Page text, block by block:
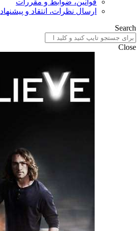
قوانین، ضوابط و مقررات
ارسال نظرات، انتقاد و پیشنهاد
Search
Close